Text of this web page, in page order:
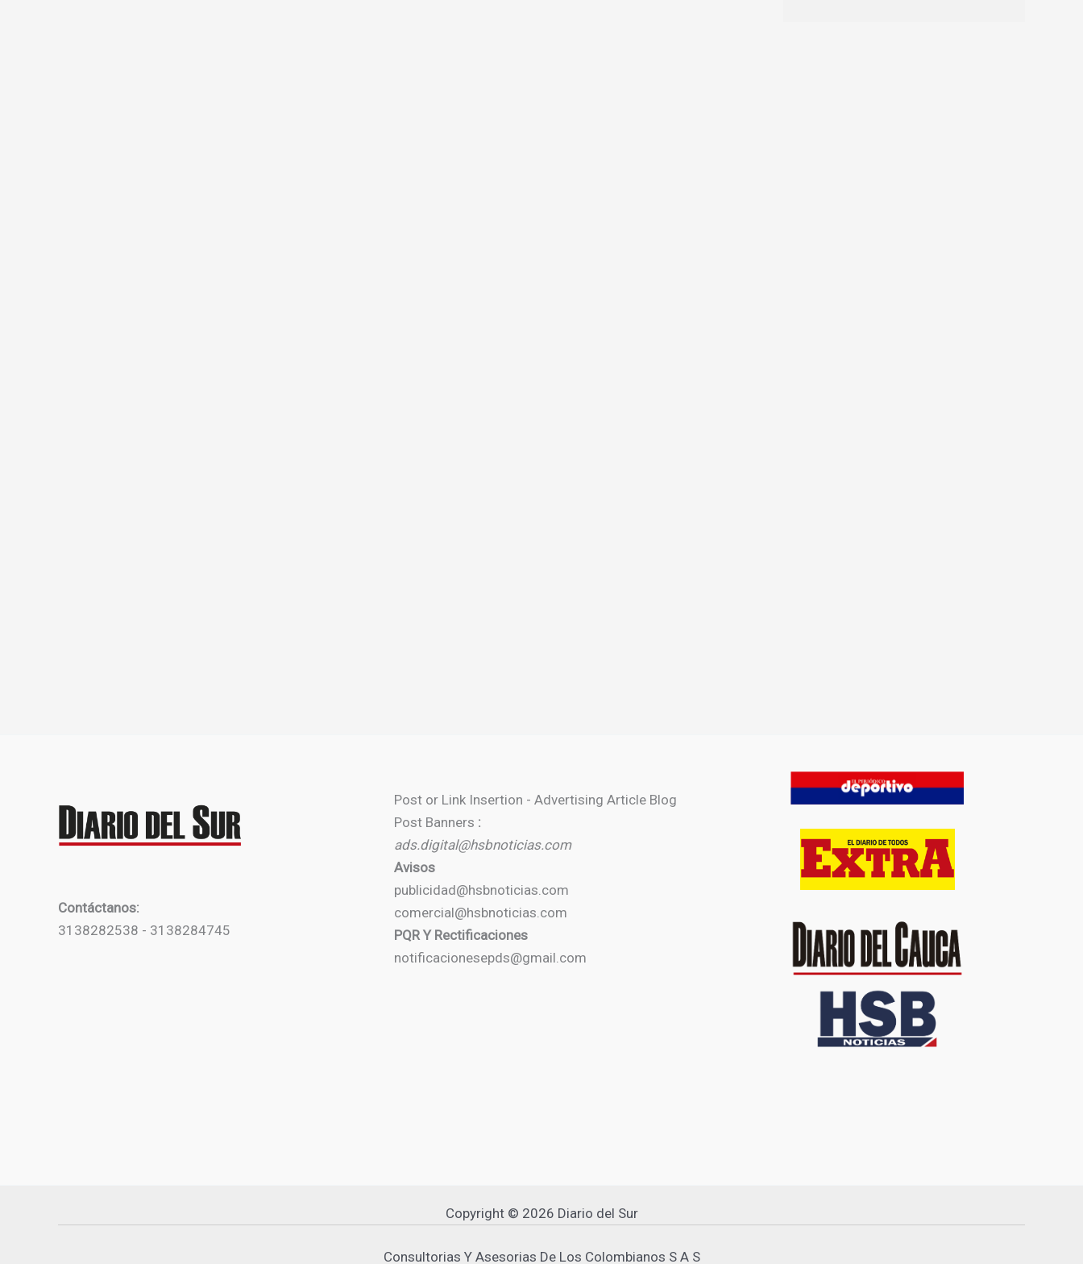
Contáctanos:
3138282538 - 3138284745
Post or Link Insertion - Advertising Article Blog
Post Banners :
ads.digital@hsbnoticias.com
Avisos
publicidad@hsbnoticias.com
comercial@hsbnoticias.com
PQR Y Rectificaciones
notificacionesepds@gmail.com
Copyright © 2026 Diario del Sur
Consultorias Y Asesorias De Los Colombianos S A S